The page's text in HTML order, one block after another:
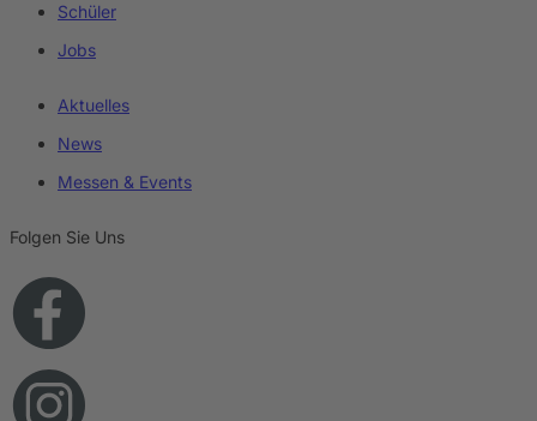
Schüler
Jobs
Aktuelles
News
Messen & Events
Folgen Sie Uns